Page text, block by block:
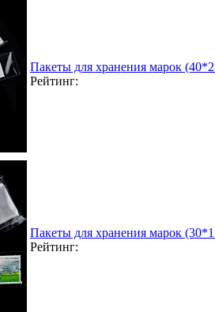
Пакеты для хранения марок
Рейтинг:
Пакеты для хранения марок
Рейтинг: